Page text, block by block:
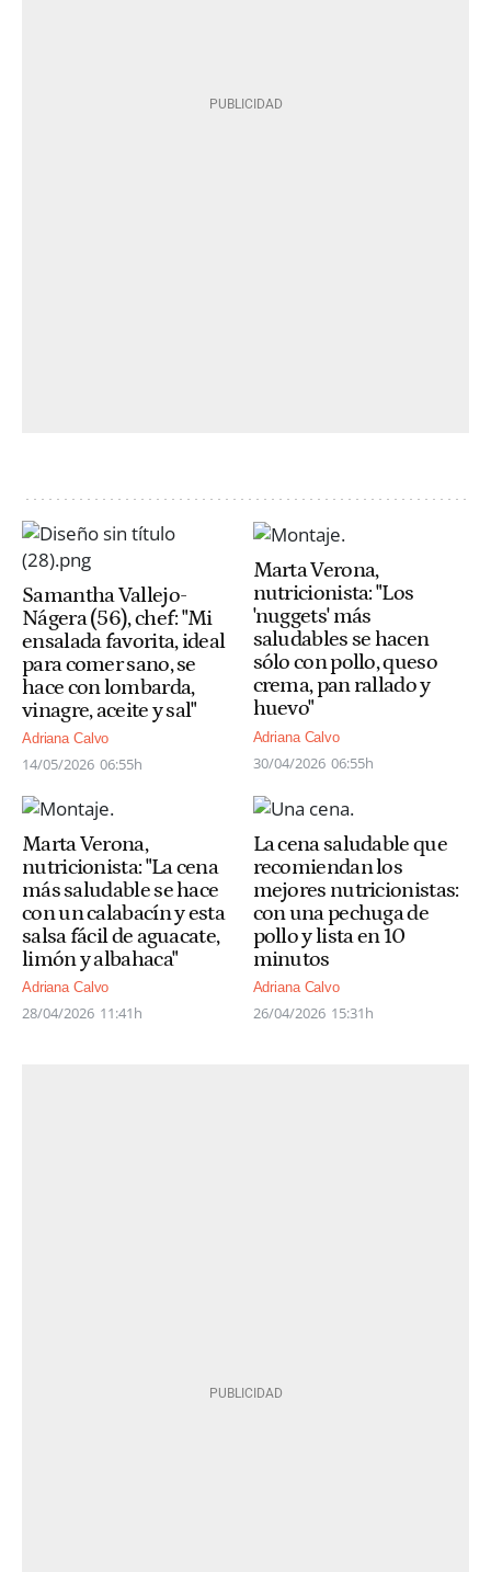
Samantha Vallejo-
Nágera (56), chef: "Mi
ensalada favorita, ideal
para comer sano, se
hace con lombarda,
vinagre, aceite y sal"
Adriana Calvo
14/05/2026 06:55h
Marta Verona,
nutricionista: "Los
'nuggets' más
saludables se hacen
sólo con pollo, queso
crema, pan rallado y
huevo"
Adriana Calvo
30/04/2026 06:55h
Marta Verona,
nutricionista: "La cena
más saludable se hace
con un calabacín y esta
salsa fácil de aguacate,
limón y albahaca"
Adriana Calvo
28/04/2026 11:41h
La cena saludable que
recomiendan los
mejores nutricionistas:
con una pechuga de
pollo y lista en 10
minutos
Adriana Calvo
26/04/2026 15:31h